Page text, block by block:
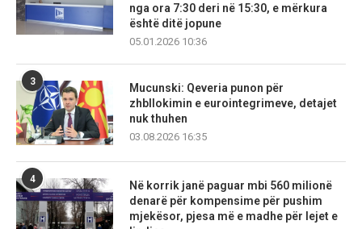
nga ora 7:30 deri në 15:30, e mërkura
është ditë jopune
05.01.2026 10:36
3
Mucunski: Qeveria punon për
zhbllokimin e eurointegrimeve, detajet
nuk thuhen
03.08.2026 16:35
4
Në korrik janë paguar mbi 560 milionë
denarë për kompensime për pushim
mjekësor, pjesa më e madhe për lejet e